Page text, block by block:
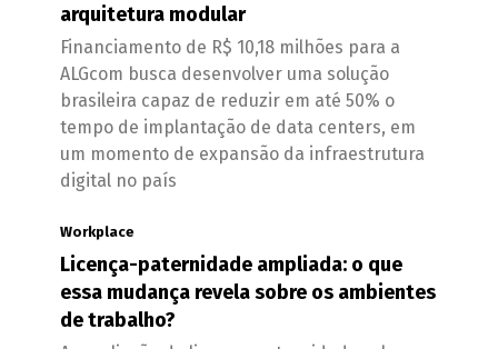
arquitetura modular
Financiamento de R$ 10,18 milhões para a
ALGcom busca desenvolver uma solução
brasileira capaz de reduzir em até 50% o
tempo de implantação de data centers, em
um momento de expansão da infraestrutura
digital no país
Workplace
Licença-paternidade ampliada: o que
essa mudança revela sobre os ambientes
de trabalho?